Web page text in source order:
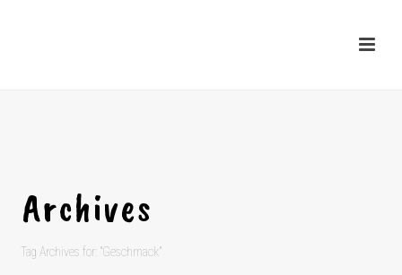
Archives
Tag Archives for: "Geschmack"